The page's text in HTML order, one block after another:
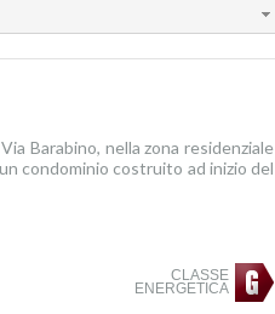
Barabino, nella zona residenziale
condominio costruito ad inizio del
CLASSE
ENERGETICA